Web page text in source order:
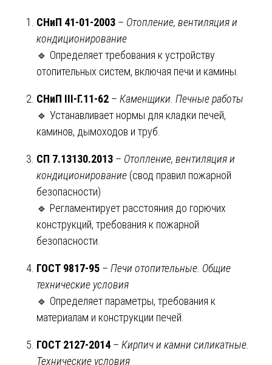
СНиП 41-01-2003 – Отопление, вентиляция и
кондиционирование
🔹 Определяет требования к устройству
отопительных систем, включая печи и камины.
СНиП III-Г.11-62 – Каменщики. Печные работы
🔹 Устанавливает нормы для кладки печей,
каминов, дымоходов и труб.
СП 7.13130.2013 – Отопление, вентиляция и
кондиционирование (свод правил пожарной
безопасности)
🔹 Регламентирует расстояния до горючих
конструкций, требования к пожарной
безопасности.
ГОСТ 9817-95 – Печи отопительные. Общие
технические условия
🔹 Определяет параметры, требования к
материалам и конструкции печей.
ГОСТ 2127-2014 – Кирпич и камни силикатные.
Технические условия